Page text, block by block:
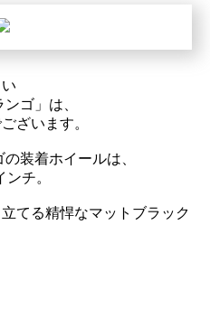
ゴ」は、
ざいます。
装着ホイールは、
チ。
てる精悍なマットブラック